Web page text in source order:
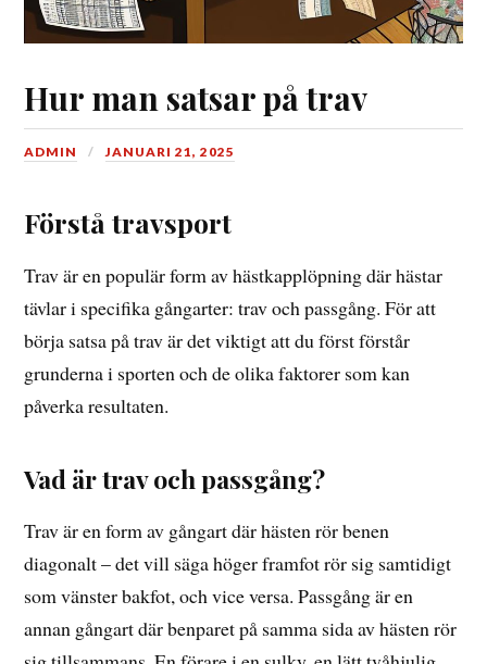
Hur man satsar på trav
ADMIN JANUARI 21, 2025
Förstå travsport
Trav är en populär form av hästkapplöpning där hästar
tävlar i specifika gångarter: trav och passgång. För att
börja satsa på trav är det viktigt att du först förstår
grunderna i sporten och de olika faktorer som kan
påverka resultaten.
Vad är trav och passgång?
Trav är en form av gångart där hästen rör benen
diagonalt – det vill säga höger framfot rör sig samtidigt
som vänster bakfot, och vice versa. Passgång är en
annan gångart där benparet på samma sida av hästen rör